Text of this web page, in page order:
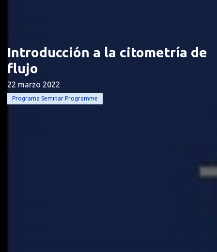
Introducción a la citometría de
flujo
22 marzo 2022
Programa Seminar Programme